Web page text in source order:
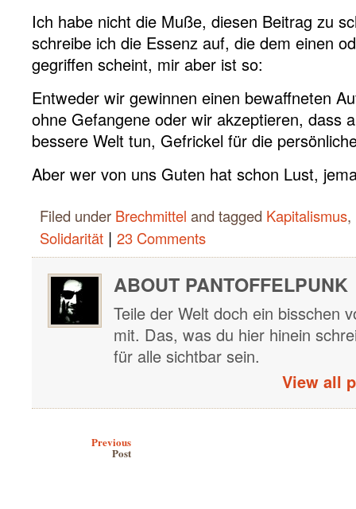
Ich habe nicht die Muße, diesen Beitrag zu
schreibe ich die Essenz auf, die dem einen
gegriffen scheint, mir aber ist so:
Entweder wir gewinnen einen bewaffneten
ohne Gefangene oder wir akzeptieren, dass
bessere Welt tun, Gefrickel für die
Aber wer von uns Guten hat schon Lust,
Filed under Brechmittel and tagged Kapitalismus,
Solidarität | 23 Comments
ABOUT PANTOFFELPUNK
Teile der Welt doch ein bisschen
mit. Das, was du hier hinein
für alle sichtbar sein.
View all
Previous
Post